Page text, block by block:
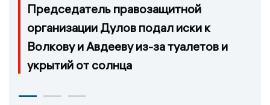
Председатель правозащитной
организации Дулов подал иски к
Волкову и Авдееву из-за туалетов и
укрытий от солнца